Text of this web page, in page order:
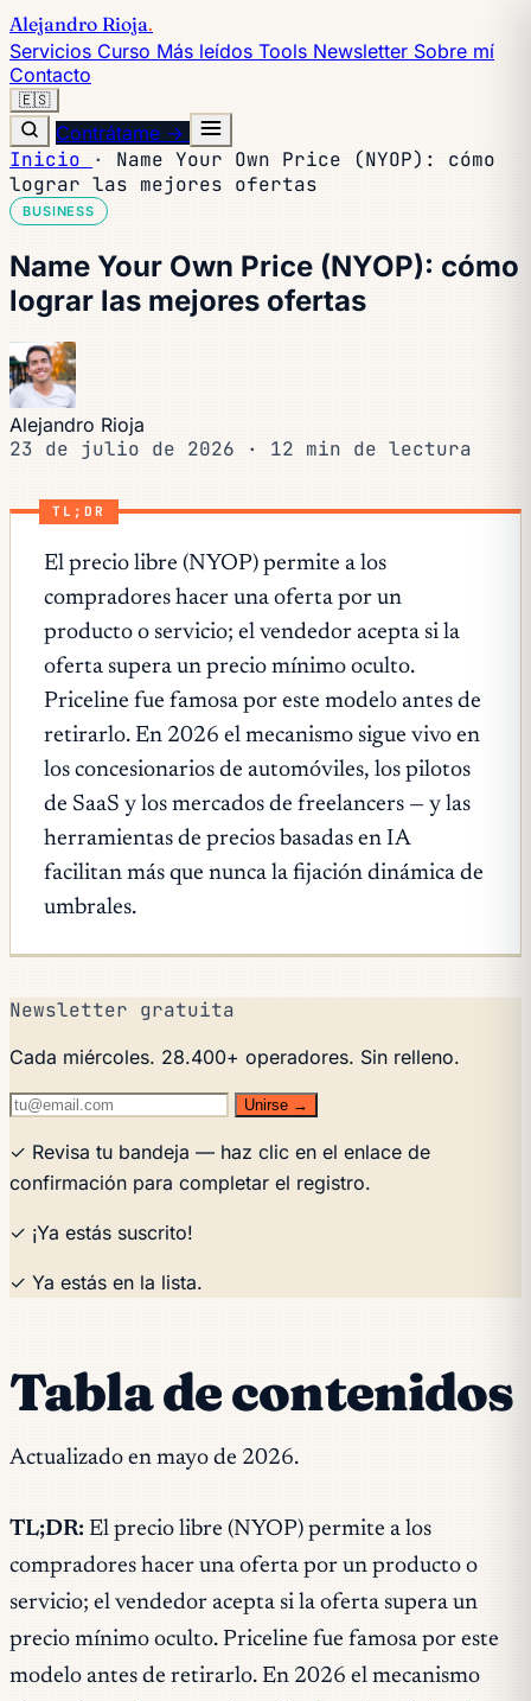
Alejandro Rioja.
Servicios Curso Más leídos Tools Newsletter Sobre mí
Contacto
🇪🇸
Contrátame →
Inicio ·
Name Your Own Price (NYOP): cómo
lograr las mejores ofertas
BUSINESS
Name Your Own Price (NYOP): cómo
lograr las mejores ofertas
Alejandro Rioja
23 de julio de 2026 · 12 min de lectura
TL;DR
El precio libre (NYOP) permite a los
compradores hacer una oferta por un
producto o servicio; el vendedor acepta si la
oferta supera un precio mínimo oculto.
Priceline fue famosa por este modelo antes de
retirarlo. En 2026 el mecanismo sigue vivo en
los concesionarios de automóviles, los pilotos
de SaaS y los mercados de freelancers — y las
herramientas de precios basadas en IA
facilitan más que nunca la fijación dinámica de
umbrales.
Newsletter gratuita
Cada miércoles. 28.400+ operadores. Sin relleno.
Unirse →
✓ Revisa tu bandeja — haz clic en el enlace de
confirmación para completar el registro.
✓ ¡Ya estás suscrito!
✓ Ya estás en la lista.
Tabla de contenidos
Actualizado en mayo de 2026.
TL;DR: El precio libre (NYOP) permite a los
compradores hacer una oferta por un producto o
servicio; el vendedor acepta si la oferta supera un
precio mínimo oculto. Priceline fue famosa por este
modelo antes de retirarlo. En 2026 el mecanismo